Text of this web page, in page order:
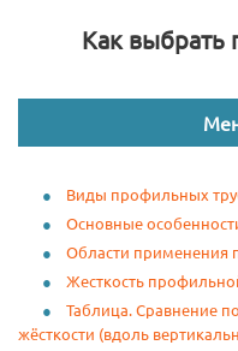
Как выбрать
Виды профильных
Основные
Области применения
Жесткость
Таблица. Сравнение
жёсткости (вдоль